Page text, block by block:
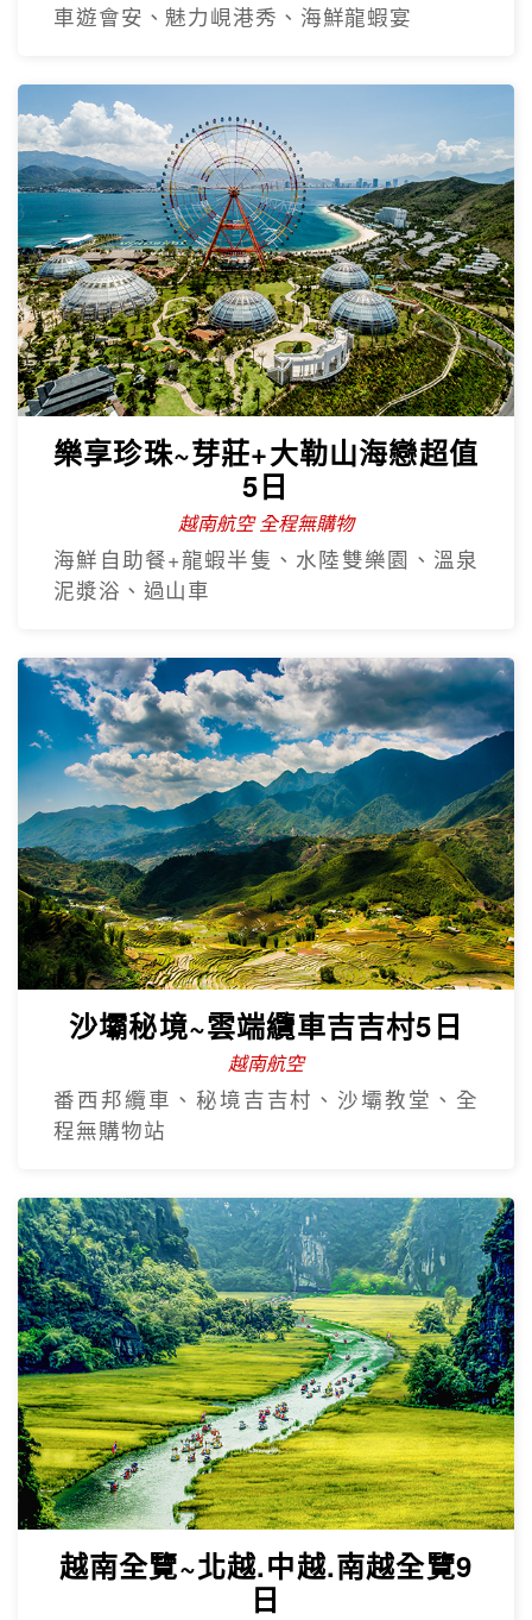
車遊會安、魅力峴港秀、海鮮龍蝦宴
樂享珍珠~芽莊+大勒山海戀超值
5日
越南航空 全程無購物
海鮮自助餐+龍蝦半隻、水陸雙樂園、溫泉
泥漿浴、過山車
沙壩秘境~雲端纜車吉吉村5日
越南航空
番西邦纜車、秘境吉吉村、沙壩教堂、全
程無購物站
越南全覽~北越.中越.南越全覽9
日